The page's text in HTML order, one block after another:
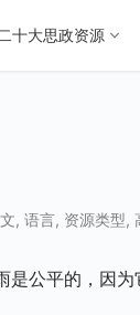
二十大思政资源
, 语言, 资源类型,
公平的，因